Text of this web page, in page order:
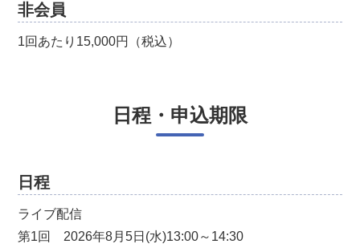
非会員
1回あたり15,000円（税込）
日程・申込期限
日程
ライブ配信
第1回 2026年8月5日(水)13:00～14:30